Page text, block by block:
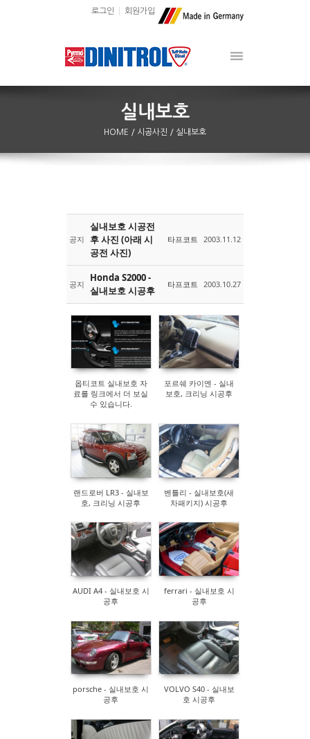
로그인 회원가입
HOME / 시공사진 / 실내보호
공지
실내보호 시공전
후 사진 (아래 시
공전 사진)
타프코트 2003.11.12
공지
Honda S2000 -
실내보호 시공후
타프코트 2003.10.27
옵티코트 실내보호 자
료를 링크에서 더 보실
수 있습니다.
포르쉐 카이엔 - 실내
보호, 크리닝 시공후
랜드로버 LR3 - 실내보
호, 크리닝 시공후
벤틀리 - 실내보호(새
차패키지) 시공후
AUDI A4 - 실내보호 시
공후
ferrari - 실내보호 시
공후
porsche - 실내보호 시
공후
VOLVO S40 - 실내보
호 시공후
Sketchbook5, 스케치북5
Sketchbook5, 스케치북5
Sketchbook5, 스케치북5
Sketchbook5, 스케치북5